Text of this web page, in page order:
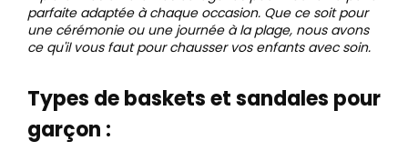
parfaite adaptée à chaque occasion. Que ce soit pour
une cérémonie ou une journée à la plage, nous avons
ce qu'il vous faut pour chausser vos enfants avec soin.
Types de baskets et sandales pour
garçon :